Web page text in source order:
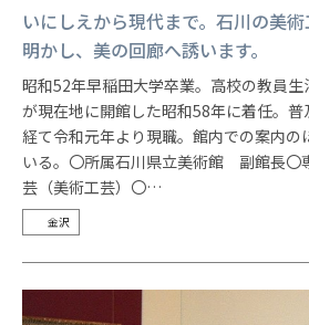
いにしえから現代まで。石川の美
明かし、美の回廊へ誘います。
昭和52年早稲田大学卒業。高校の教員
が現在地に開館した昭和58年に着任。
経て令和元年より現職。館内での案内の
いる。〇所属石川県立美術館 副館長〇
芸（美術工芸）〇…
金沢